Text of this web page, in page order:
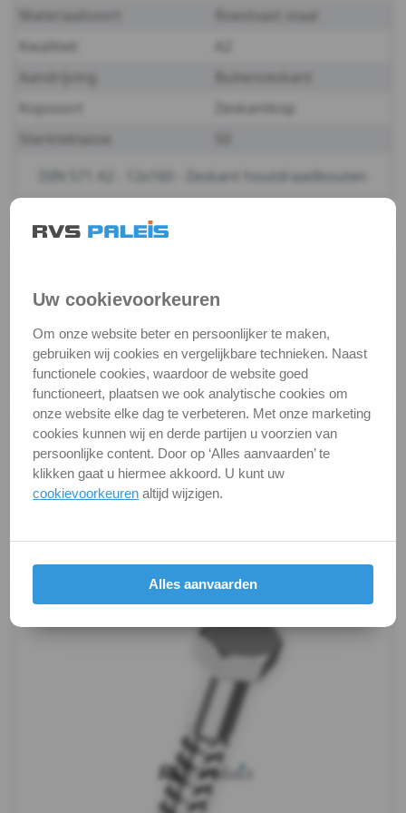
A2
10
DIN
571
A2
-
12
DIN
571
-
A4
Houtschroef
Oogbout
Schroefduim
Schroefhaak
DIN 571 A2 - 12x160 - Zeskant houtdraadbouten
Materiaalsoort
Roestvast staal
Kwaliteit
Aandrijving
Buitenzeskant
Kopsoort
Zeskantkop
Sterkteklasse
Productgegevens
Categorie
Kwaliteit
A2 ( RVS / INOX )
Verpakking
verpakking
Alle maten zijn in millimeters.
Foto's van producten zijn alleen illustraties en
kunnen soms afwijken van het werkelijke object. Het
verandert niets aan hun fundamentele
Uw cookievoorkeuren
Om onze website beter en persoonlijker te maken,
gebruiken wij cookies en vergelijkbare technieken. Naast
functionele cookies, waardoor de website goed
functioneert, plaatsen we ook analytische cookies om
onze website elke dag te verbeteren. Met onze marketing
cookies kunnen wij en derde partijen u voorzien van
persoonlijke content. Door op ‘Alles aanvaarden’ te
klikken gaat u hiermee akkoord. U kunt uw
cookievoorkeuren altijd wijzigen.
Alles aanvaarden